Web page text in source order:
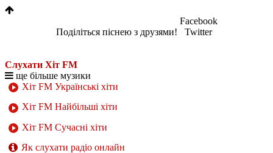
Поділіться піснею з друзями!
Facebook
Twitter
Слухати Хіт FM
ще більше музики
Хіт FM Українські хіти
Хіт FM Найбільші хіти
Хіт FM Сучасні хіти
Як слухати радіо онлайн